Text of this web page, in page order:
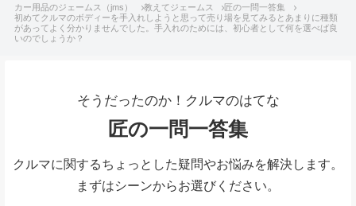
カー用品のジェームス（jms） 教えてジェームス
匠の一問一答集
初めてクルマのボディーを手入れしようと思って売り場を見てみるとあまりに種類
があってよく分かりませんでした。手入れのためには、初心者として何を選べば良
いのでしょうか？
そうだったのか！クルマのはてな
匠の一問一答集
クルマに関するちょっとした疑問やお悩みを解決します。
まずはシーンからお選びください。